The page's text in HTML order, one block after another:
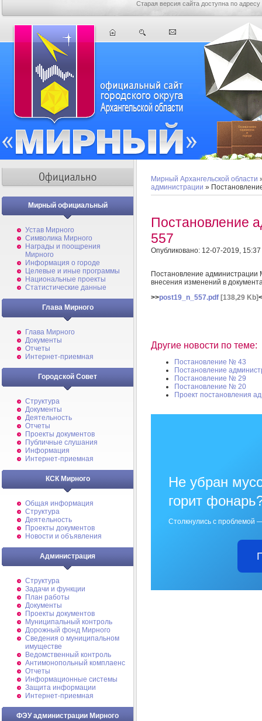
Старая версия сайта доступна по адресу
Мирный официальный
Устав Мирного
Символика Мирного
Награды и поощрения
Мирного
Информация о городе
Целевые и иные программы
Национальные проекты
Статистические данные
Глава Мирного
Глава Мирного
Документы
Отчеты
Интернет-приемная
Городской Совет
Структура
Документы
Деятельность
Отчеты
Проекты документов
Публичные слушания
Информация
Интернет-приемная
КСК Мирного
Общая информация
Структура
Деятельность
Проекты документов
Новости и объявления
Администрация
Структура
Задачи и функции
План работы
Документы
Проекты документов
Муниципальный контроль
Дорожный фонд Мирного
Cведения о муниципальном
имуществе
Ведомственный контроль
Антимонопольный комплаенс
Отчеты
Информационные системы
Защита информации
Интернет-приемная
ФЭУ администрации Мирного
Мирный Архангельской области
администрации »
Постановление
557
Опубликовано: 12-07-2019, 15:37
Постановление администрации
внесения изменений в
>>post19_n_557.pdf [138,29 Kb]
Другие новости по теме:
Постановление № 43
Постановление
Постановление № 29
Постановление № 20
Проект постановления
Не убран
горит
Столкнулись с проблемой